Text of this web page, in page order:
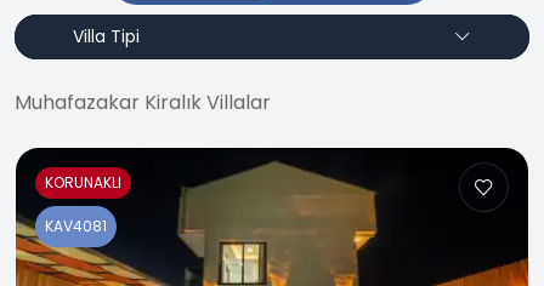
Villa Tipi
Muhafazakar Kiralık Villalar
KORUNAKLI
KAV4081